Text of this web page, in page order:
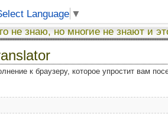
Language ▼
не знаю, но многие не знают и
к браузеру, которое упростит вам